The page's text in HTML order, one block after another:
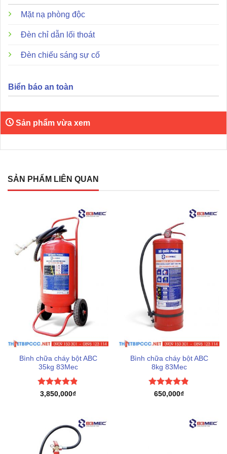
khả năng thao tác linh hoạt. Đây là phương án phù hợp để
nâng cao mức độ an toàn PCCC trong nhiều loại công
trình khác nhau.
Mặt nạ phòng độc
Đèn chỉ dẫn lối thoát
Đèn chiếu sáng sự cố
Biển báo an toàn
Sản phẩm vừa xem
SẢN PHẨM LIÊN QUAN
Bình chữa cháy bột ABC
35kg 83Mec
Được xếp
3,850,000₫
Bình chữa cháy bột ABC
8kg 83Mec
Được xếp
650,000₫